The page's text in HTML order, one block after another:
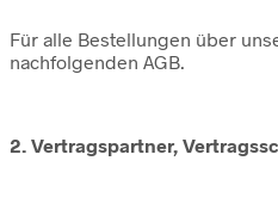
Für alle Bestellungen über
nachfolgenden AGB.
2. Vertragspartner,